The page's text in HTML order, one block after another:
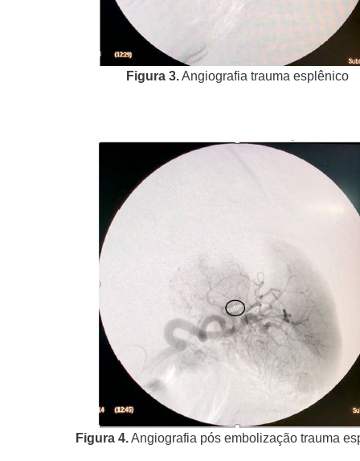
Figura 3.Angiografia trauma esplênico
Figura 4.Angiografia pós embolização trauma